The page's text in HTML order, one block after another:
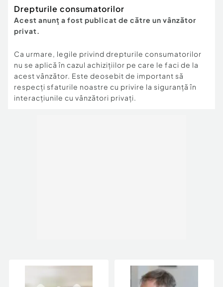
Drepturile consumatorilor
Acest anunț a fost publicat de către un vânzător
privat.
Ca urmare, legile privind drepturile consumatorilor
nu se aplică în cazul achizițiilor pe care le faci de la
acest vânzător. Este deosebit de important să
respecți sfaturile noastre cu privire la siguranță în
interacțiunile cu vânzători privați.